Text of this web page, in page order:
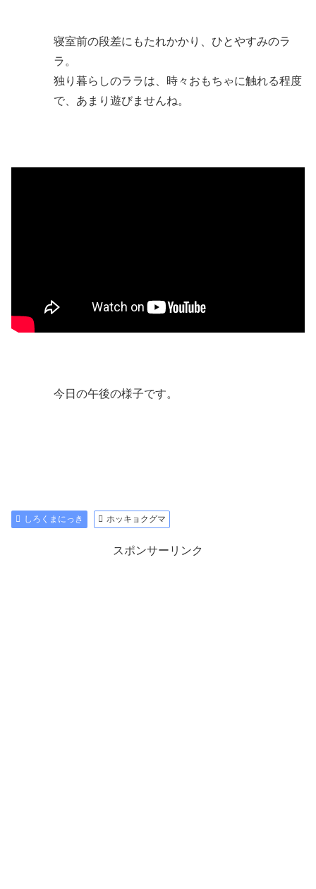
寝室前の段差にもたれかかり、ひとやすみのラ
ラ。
独り暮らしのララは、時々おもちゃに触れる程度
で、あまり遊びませんね。
今日の午後の様子です。
しろくまにっき ホッキョクグマ
スポンサーリンク